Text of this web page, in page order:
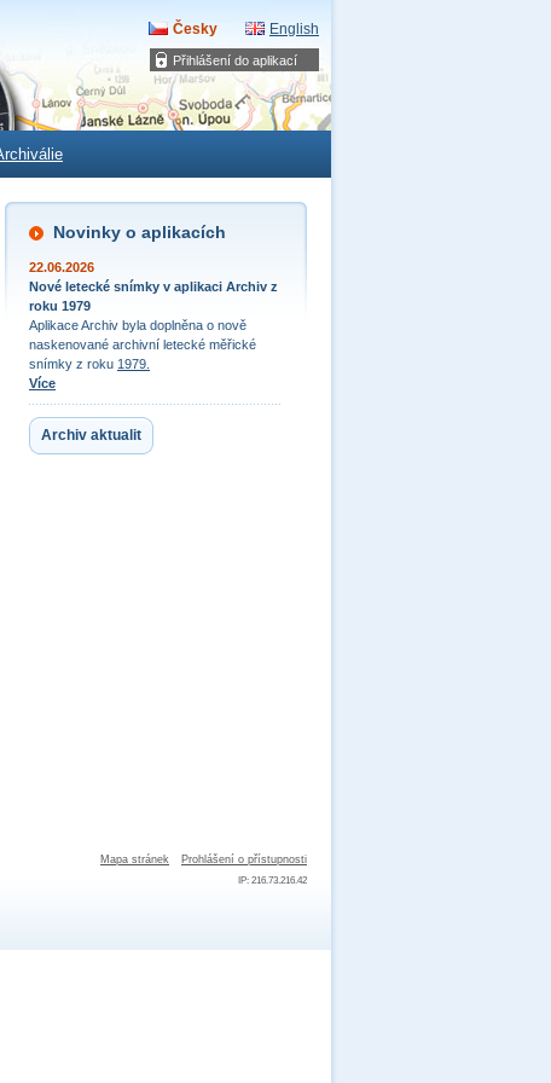
Přihlášení do aplikací
Česky English
Novinky o aplikacích
22.06.2026
Nové letecké snímky v aplikaci Archiv z
roku 1979
Aplikace Archiv byla doplněna o nově
naskenované archivní letecké měřické
snímky z roku 1979.
Více
Archiv aktualit
Mapa stránek Prohlášení o přístupnosti
IP: 216.73.216.42